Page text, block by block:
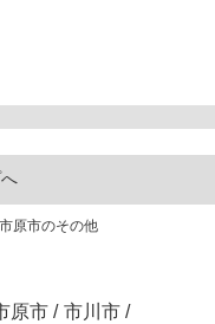
市原市のその他
原市 / 市川市 /